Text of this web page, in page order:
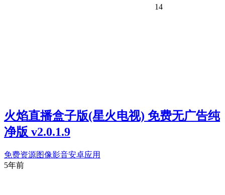
14
火焰直播盒子版(星火电视) 免费无广告纯
净版 v2.0.1.9
免费资源图像影音安卓应用
5年前